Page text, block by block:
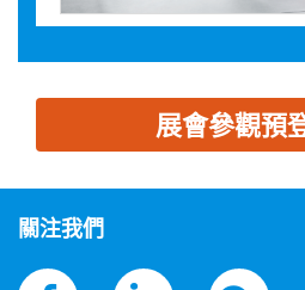
展會參觀預
關注我們